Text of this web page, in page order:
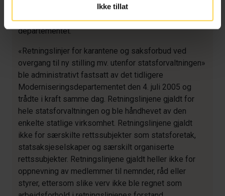
Ikke tillat
, som var et offentlig oppnevnt,
uavhengig utvalg, administrativt underlagt
departementet.
«Retningslinjer for karantene og saksforbud ved
overgang til ny stilling mv. utenfor statsforvaltningen»
ble administrativt fastsatt av det tidligere
Moderniseringsdepartementet den 4. juli 2005 og
trådte i kraft samme dag. Retningslinjene gjaldt for
hele statsforvaltningen og ble håndhevet av den
enkelte statlige virksomhet. Retningslinjene gjaldt
ikke for særskilte rettssubjekter som statsforetak,
statsaksjeselskaper og særskilt organiserte
rettssubjekter. Retningslinjene gjaldt heller ikke for
oppnevning av medlemmer til nemnder, råd eller
styrer, ettersom slike verv ikke ble regnet som